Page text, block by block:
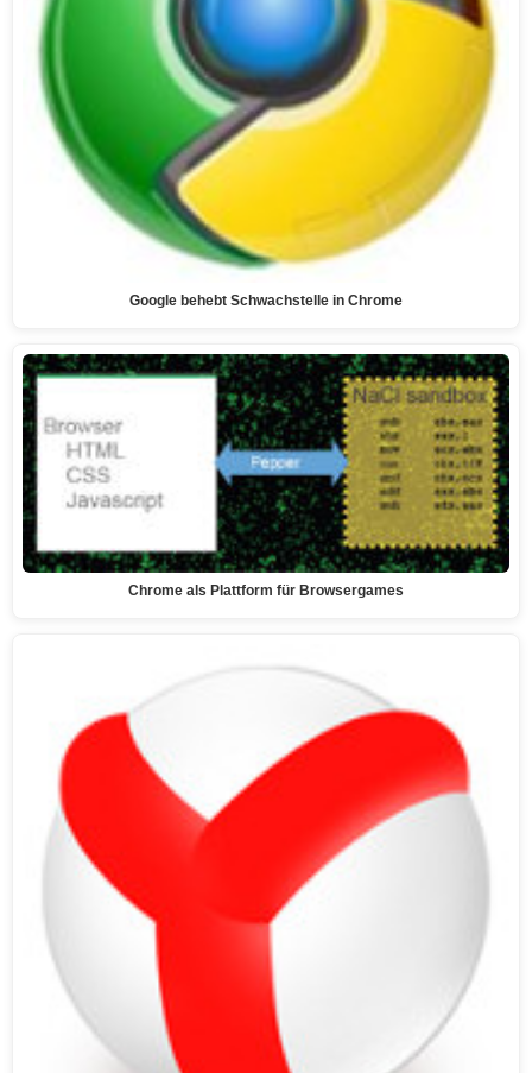
Google behebt Schwachstelle in Chrome
Chrome als Plattform für Browsergames